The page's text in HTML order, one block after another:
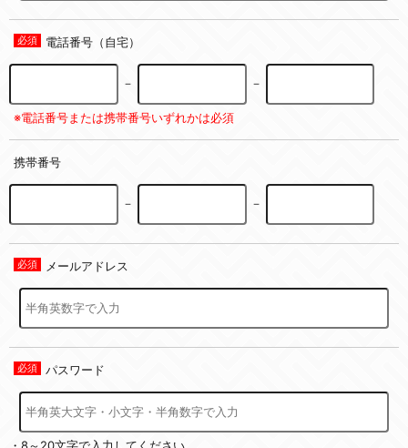
電話番号（自宅）
－ －
※電話番号または携帯番号いずれかは必須
携帯番号
－ －
メールアドレス
パスワード
・8～20文字で入力してください。